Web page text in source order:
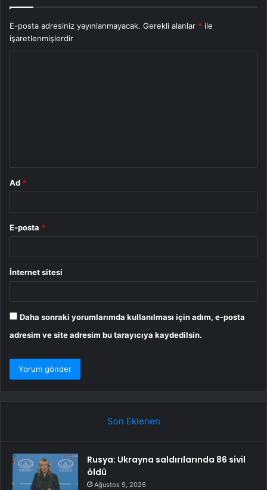
E-posta adresiniz yayınlanmayacak. Gerekli alanlar * ile
işaretlenmişlerdir
Ad *
E-posta *
İnternet sitesi
Daha sonraki yorumlarımda kullanılması için adım, e-posta
adresim ve site adresim bu tarayıcıya kaydedilsin.
Son Eklenen
Rusya: Ukrayna saldırılarında 86 sivil
öldü
Ağustos 9, 2026